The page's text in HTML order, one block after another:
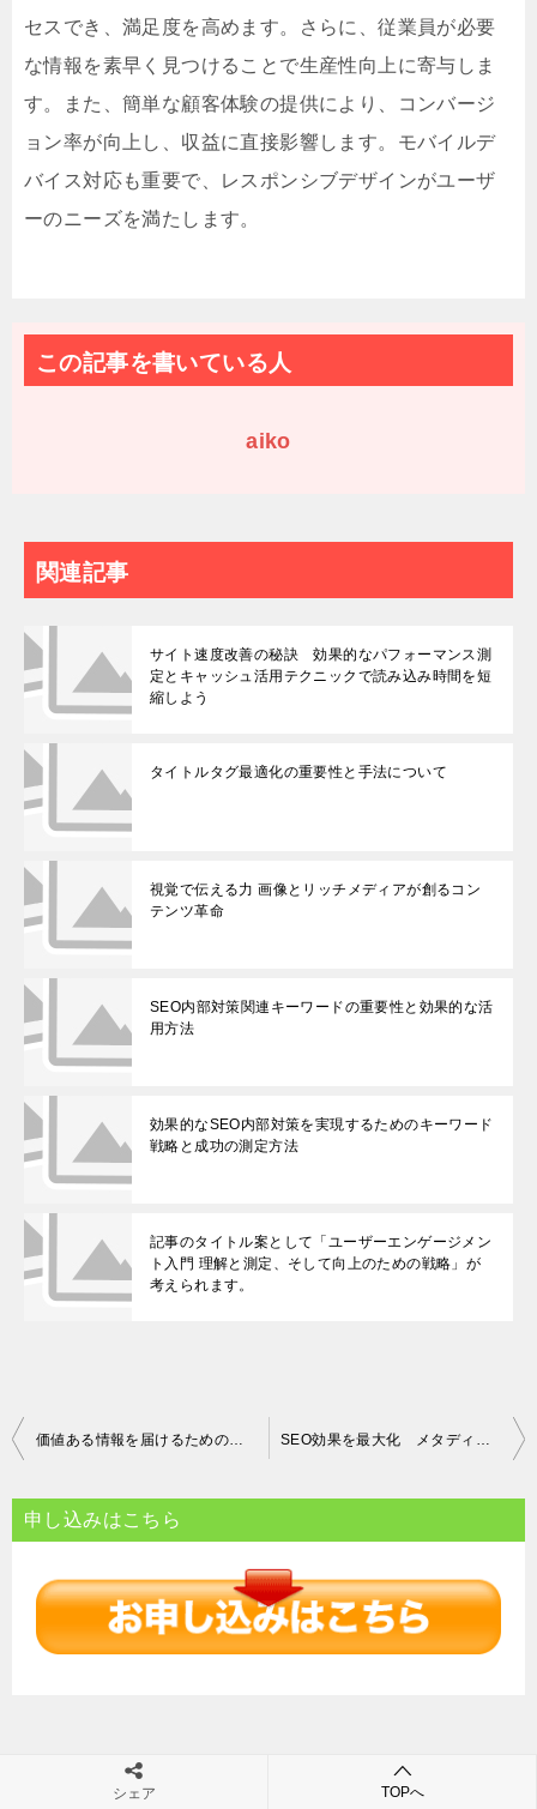
セスでき、満足度を高めます。さらに、従業員が必要
な情報を素早く見つけることで生産性向上に寄与しま
す。また、簡単な顧客体験の提供により、コンバージ
ョン率が向上し、収益に直接影響します。モバイルデ
バイス対応も重要で、レスポンシブデザインがユーザ
ーのニーズを満たします。
この記事を書いている人
aiko
関連記事
サイト速度改善の秘訣 効果的なパフォーマンス測
定とキャッシュ活用テクニックで読み込み時間を短
縮しよう
タイトルタグ最適化の重要性と手法について
視覚で伝える力 画像とリッチメディアが創るコン
テンツ革命
SEO内部対策関連キーワードの重要性と効果的な活
用方法
効果的なSEO内部対策を実現するためのキーワード
戦略と成功の測定方法
記事のタイトル案として「ユーザーエンゲージメン
ト入門 理解と測定、そして向上のための戦略」が
考えられます。
投
ナ
価値ある情報を届けるためのコンテンツ最適化 質の向上とキーワード戦略 SEO効果を最大化 メタディスクリプション戦略の重要性と実践方法
申し込みはこちら
シェア TOPへ